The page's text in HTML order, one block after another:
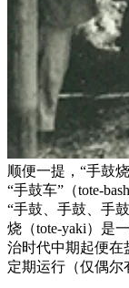
顺便一提，“手鼓
“手鼓车”（tote-
“手鼓、手鼓、手
烧（tote-yaki）是
治时代中期起便在
定期运行（仅偶尔